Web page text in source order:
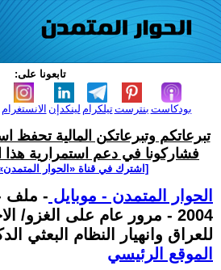
تابعونا على:
الانستغرام لينكدإن تيلكرامبنترست بودكاست
تبرعاتكم وتبرعاتكن المالية تحفظ
فشاركونا في دعم استمرارية هذا
[اشترك في قناة ‫«الحوار
الحوار المتمدن - موبايل - ملف -
2004 - مرور عام على الغزو/
للعراق وانهيار النظام البعثي
الموقع الرئيسي